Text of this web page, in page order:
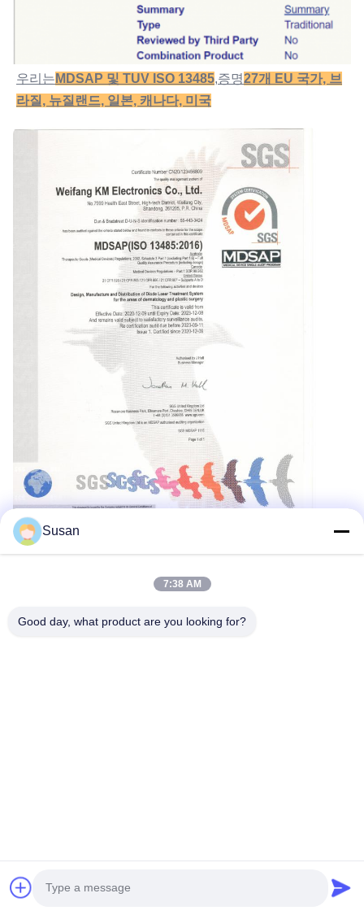
우리는 MDSAP 및 TUV ISO 13485,증명27개 EU 국가, 브
라질, 뉴질랜드, 일본, 캐나다, 미국
Susan
7:38 AM
Good day, what product are you looking for?